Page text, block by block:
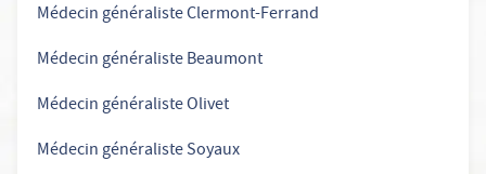
Médecin généraliste Clermont-Ferrand
Médecin généraliste Beaumont
Médecin généraliste Olivet
Médecin généraliste Soyaux